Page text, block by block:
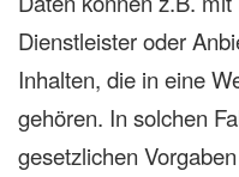
Dienstleister oder
Inhalten, die in eine
gehören. In solchen
gesetzlichen